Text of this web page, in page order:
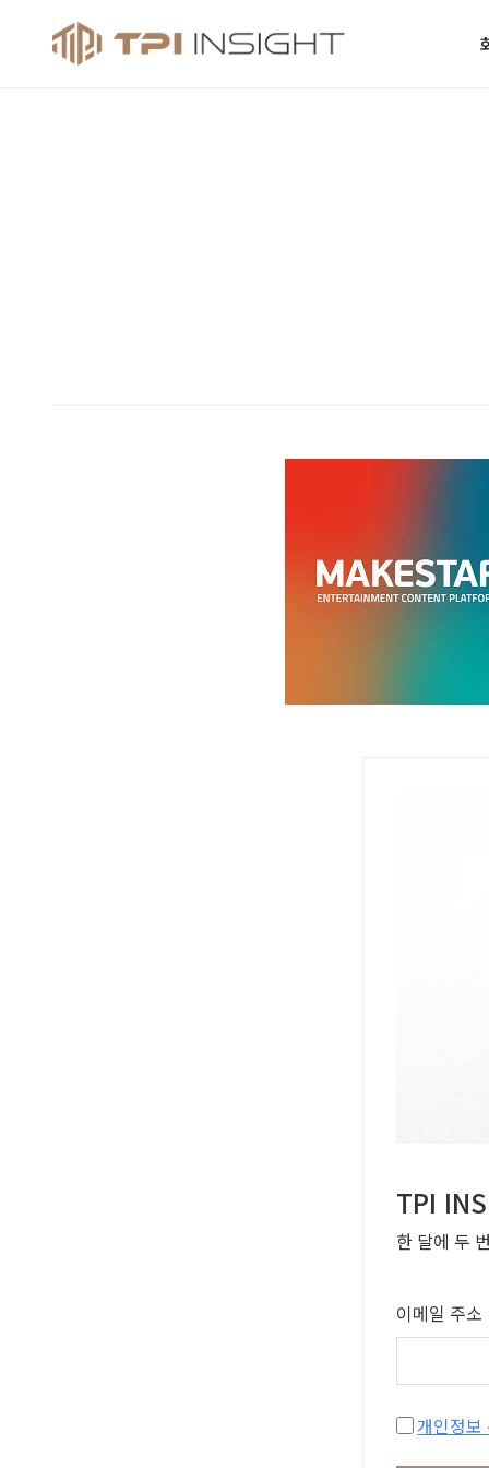
티피아이 인사
TPI
한 달에 두
이메일 주소